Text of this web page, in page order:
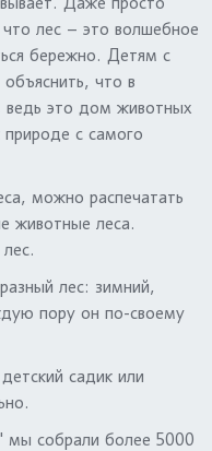
лес – это волшебное
бережно. Детям с
что в
ведь это дом животных
с самого
можно распечатать
животные леса.
лес: зимний,
пору он по-своему
садик или
мы собрали более 5000